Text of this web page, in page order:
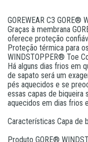
GOREWEAR C3 GORE®
Graças à membrana
oferece proteção
Proteção térmica para
WINDSTOPPER® Toe
Há alguns dias frios em
de sapato será um
pés aquecidos e se
essas capas de biqueira
aquecidos em dias frios
Características Capa de
Produto GORE®